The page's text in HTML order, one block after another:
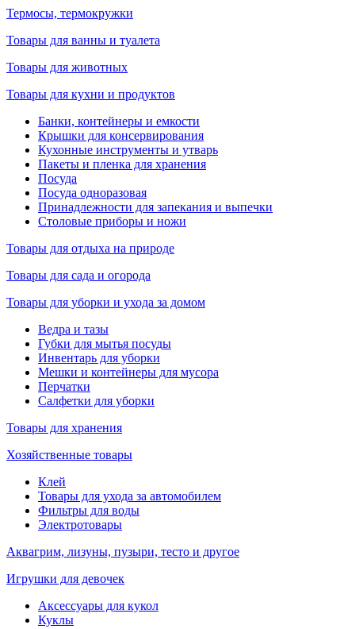
Термосы, термокружки
Товары для ванны и туалета
Товары для животных
Товары для кухни и продуктов
Банки, контейнеры и емкости
Крышки для консервирования
Кухонные инструменты и утварь
Пакеты и пленка для хранения
Посуда
Посуда одноразовая
Принадлежности для запекания и выпечки
Столовые приборы и ножи
Товары для отдыха на природе
Товары для сада и огорода
Товары для уборки и ухода за домом
Ведра и тазы
Губки для мытья посуды
Инвентарь для уборки
Мешки и контейнеры для мусора
Перчатки
Салфетки для уборки
Товары для хранения
Хозяйственные товары
Клей
Товары для ухода за автомобилем
Фильтры для воды
Электротовары
Аквагрим, лизуны, пузыри, тесто и другое
Игрушки для девочек
Аксессуары для кукол
Куклы